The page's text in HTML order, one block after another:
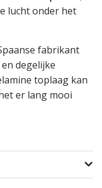
lucht onder het
fabrikant
degelijke
toplaag kan
er lang mooi